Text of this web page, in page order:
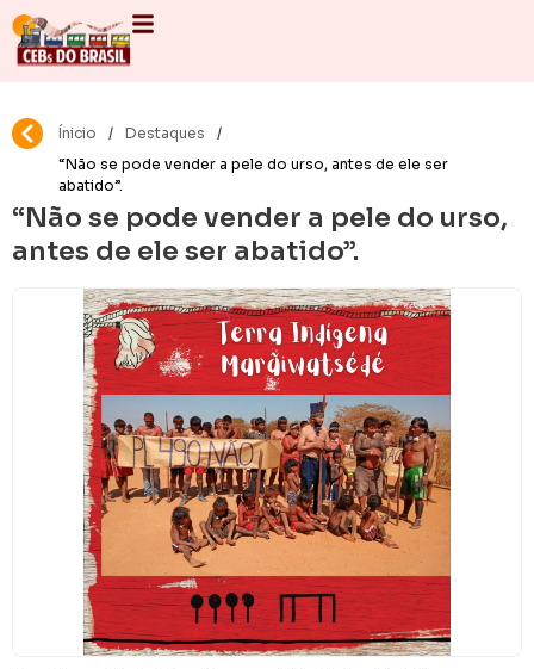
Ínicio / Destaques
/
“Não se pode vender a pele do urso, antes de ele ser
abatido”.
“Não se pode vender a pele do urso,
antes de ele ser abatido”.